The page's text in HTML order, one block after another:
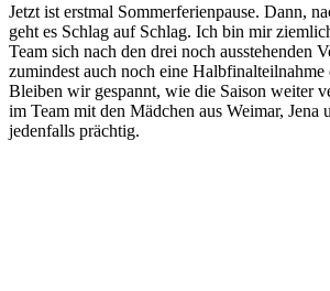
Jetzt ist erstmal Sommerferienpause. Dann,
geht es Schlag auf Schlag. Ich bin mir
Team sich nach den drei noch ausstehenden
zumindest auch noch eine Halbfinalteilnahme
Bleiben wir gespannt, wie die Saison weiter
im Team mit den Mädchen aus Weimar, Jena
jedenfalls prächtig.